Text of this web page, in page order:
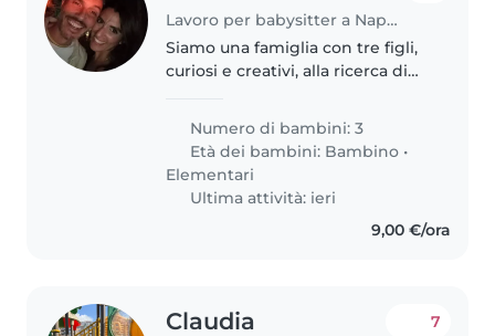
Lavoro per babysitter a Napoli
Siamo una famiglia con tre figli,
curiosi e creativi, alla ricerca di
cucinare, aiutare con i compiti e
trascorrere del tempo con loro
Numero di bambini: 3
Età dei bambini: Bambino •
Elementari
Ultima attività: ieri
9,00 €/ora
Claudia 7